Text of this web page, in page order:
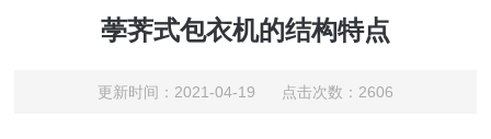
荸荠式包衣机的结构特点
更新时间：2021-04-19 点击次数：2606